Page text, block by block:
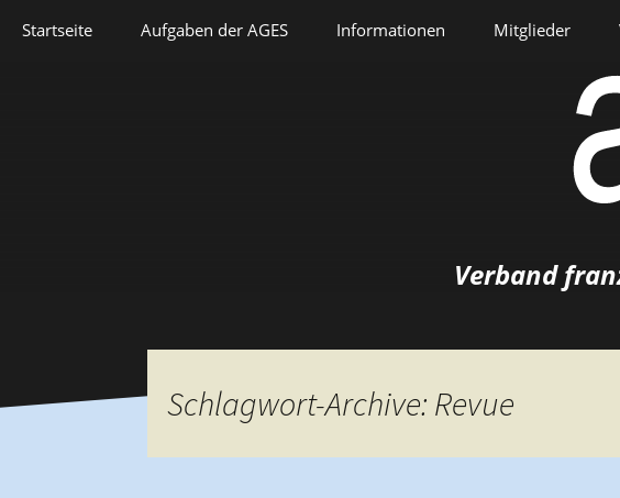
zumStartseite Aufgaben der AGES
Hommage
Informationen Mitglieder
Persönlicher
Verband
Schlagwort-Archive: Revue